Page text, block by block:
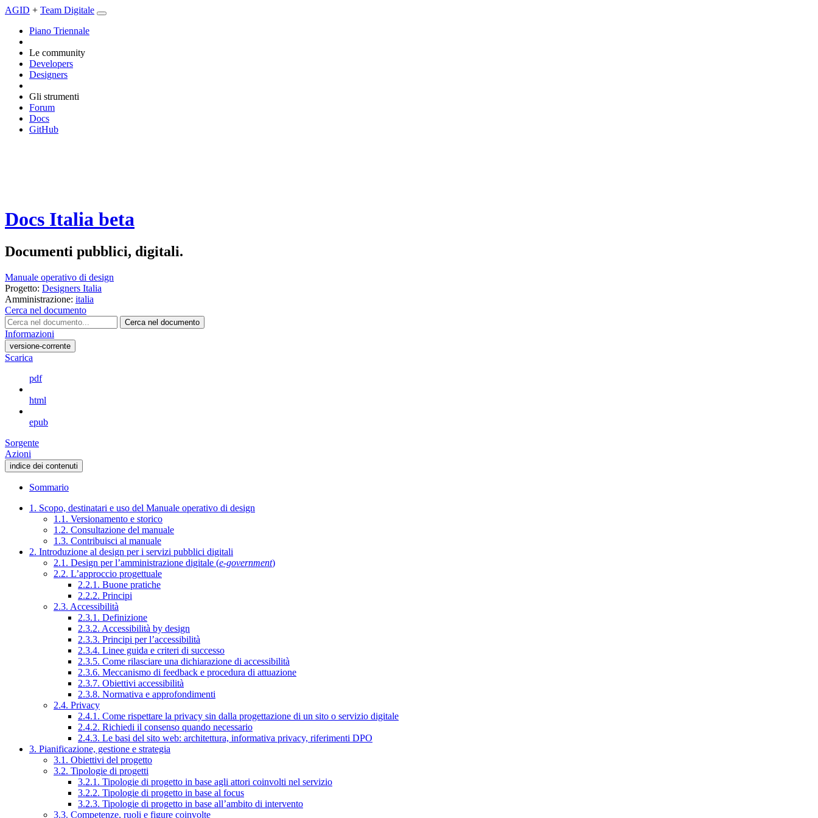
AGID + Team Digitale
Piano Triennale
Le community
Developers
Designers
Gli strumenti
Forum
Docs
GitHub
Docs Italia beta
Documenti pubblici, digitali.
Manuale operativo di design
Progetto: Designers Italia
Amministrazione: italia
Cerca nel documento
Cerca nel documento
Informazioni
versione-corrente
Scarica
pdf
html
epub
Sorgente
Azioni
indice dei contenuti
Sommario
1. Scopo, destinatari e uso del Manuale operativo di design
1.1. Versionamento e storico
1.2. Consultazione del manuale
1.3. Contribuisci al manuale
2. Introduzione al design per i servizi pubblici digitali
2.1. Design per l’amministrazione digitale (e-government)
2.2. L’approccio progettuale
2.2.1. Buone pratiche
2.2.2. Principi
2.3. Accessibilità
2.3.1. Definizione
2.3.2. Accessibilità by design
2.3.3. Principi per l’accessibilità
2.3.4. Linee guida e criteri di successo
2.3.5. Come rilasciare una dichiarazione di accessibilità
2.3.6. Meccanismo di feedback e procedura di attuazione
2.3.7. Obiettivi accessibilità
2.3.8. Normativa e approfondimenti
2.4. Privacy
2.4.1. Come rispettare la privacy sin dalla progettazione di un sito o servizio digitale
2.4.2. Richiedi il consenso quando necessario
2.4.3. Le basi del sito web: architettura, informativa privacy, riferimenti DPO
3. Pianificazione, gestione e strategia
3.1. Obiettivi del progetto
3.2. Tipologie di progetti
3.2.1. Tipologie di progetto in base agli attori coinvolti nel servizio
3.2.2. Tipologie di progetto in base al focus
3.2.3. Tipologie di progetto in base all’ambito di intervento
3.3. Competenze, ruoli e figure coinvolte